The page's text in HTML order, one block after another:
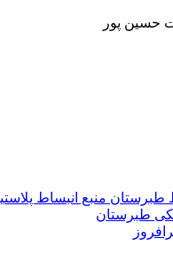
حسین پور
منبع انبساط پلاستیکی
طبرستان